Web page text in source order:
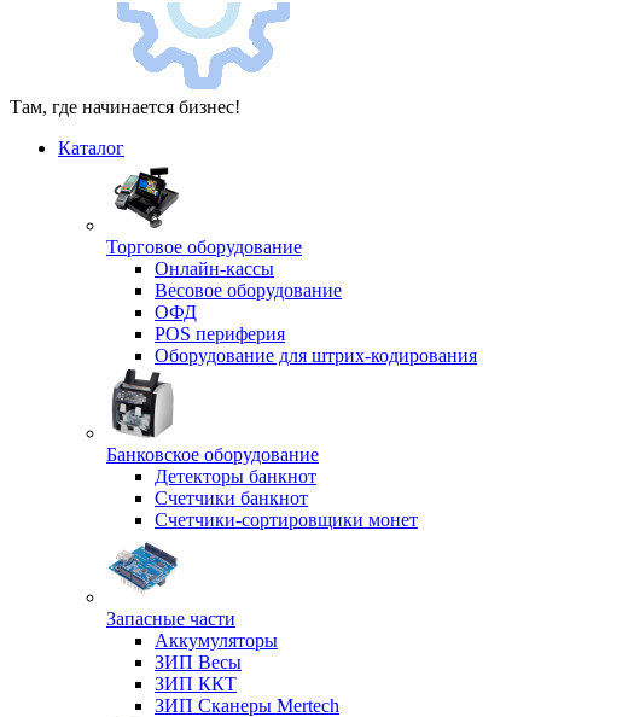
Там, где начинается бизнес!
Каталог
Торговое оборудование
Онлайн-кассы
Весовое оборудование
ОФД
POS периферия
Оборудование для штрих-кодирования
Банковское оборудование
Детекторы банкнот
Счетчики банкнот
Счетчики-сортировщики монет
Запасные части
Аккумуляторы
ЗИП Весы
ЗИП ККТ
ЗИП Сканеры Mertech